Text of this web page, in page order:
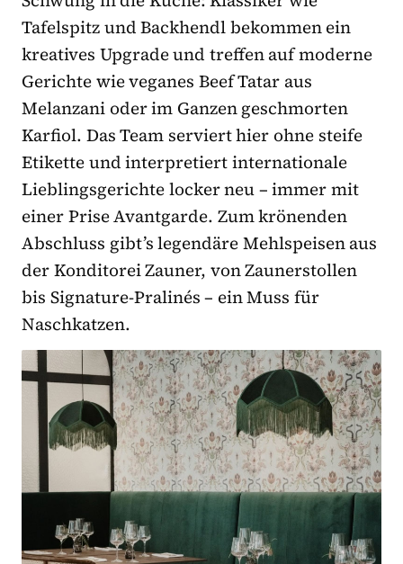
Tafelspitz und Backhendl bekommen ein
kreatives Upgrade und treffen auf moderne
Gerichte wie veganes Beef Tatar aus
Melanzani oder im Ganzen geschmorten
Karfiol. Das Team serviert hier ohne steife
Etikette und interpretiert internationale
Lieblingsgerichte locker neu – immer mit
einer Prise Avantgarde. Zum krönenden
Abschluss gibt’s legendäre Mehlspeisen aus
der Konditorei Zauner, von Zaunerstollen
bis Signature-Pralinés – ein Muss für
Naschkatzen.